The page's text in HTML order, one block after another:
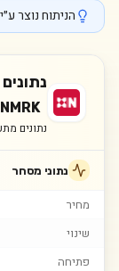
הניתוח נוצר ע״י AI ומתעדכן בזמן אמת
NMRK
נתונים
נתוני מסחר
מחיר
שינוי
פתיחה